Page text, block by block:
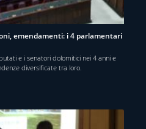
emendamenti: i 4 parlamentari
e i senatori dolomitici nei 4 anni e
diversificate tra loro.